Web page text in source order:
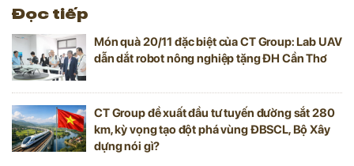
Đọc tiếp
Món quà 20/11 đặc biệt của CT Group: Lab UAV
dẫn dắt robot nông nghiệp tặng ĐH Cần Thơ
CT Group đề xuất đầu tư tuyến đường sắt 280
km, kỳ vọng tạo đột phá vùng ĐBSCL, Bộ Xây
dựng nói gì?